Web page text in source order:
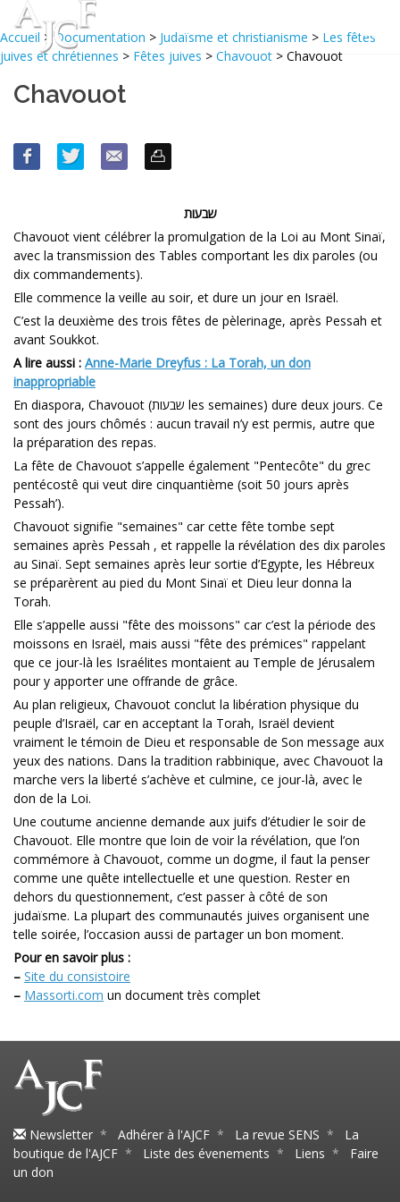
Accueil >Documentation > Judaïsme et christianisme > Les fêtes
juives et chrétiennes > Fêtes juives > Chavouot > Chavouot
Chavouot
שבעות
Chavouot vient célébrer la promulgation de la Loi au Mont Sinaï,
avec la transmission des Tables comportant les dix paroles (ou
dix commandements).
Elle commence la veille au soir, et dure un jour en Israël.
C’est la deuxième des trois fêtes de pèlerinage, après Pessah et
avant Soukkot.
A lire aussi : Anne-Marie Dreyfus : La Torah, un don
inappropriable
En diaspora, Chavouot (שבעות les semaines) dure deux jours. Ce
sont des jours chômés : aucun travail n’y est permis, autre que
la préparation des repas.
La fête de Chavouot s’appelle également "Pentecôte" du grec
pentécostê qui veut dire cinquantième (soit 50 jours après
Pessah’).
Chavouot signifie "semaines" car cette fête tombe sept
semaines après Pessah , et rappelle la révélation des dix paroles
au Sinaï. Sept semaines après leur sortie d’Egypte, les Hébreux
se préparèrent au pied du Mont Sinaï et Dieu leur donna la
Torah.
Elle s’appelle aussi "fête des moissons" car c’est la période des
moissons en Israël, mais aussi "fête des prémices" rappelant
que ce jour-là les Israélites montaient au Temple de Jérusalem
pour y apporter une offrande de grâce.
Au plan religieux, Chavouot conclut la libération physique du
peuple d’Israël, car en acceptant la Torah, Israël devient
vraiment le témoin de Dieu et responsable de Son message aux
yeux des nations. Dans la tradition rabbinique, avec Chavouot la
marche vers la liberté s’achève et culmine, ce jour-là, avec le
don de la Loi.
Une coutume ancienne demande aux juifs d’étudier le soir de
Chavouot. Elle montre que loin de voir la révélation, que l’on
commémore à Chavouot, comme un dogme, il faut la penser
comme une quête intellectuelle et une question. Rester en
dehors du questionnement, c’est passer à côté de son
judaïsme. La plupart des communautés juives organisent une
telle soirée, l’occasion aussi de partager un bon moment.
Pour en savoir plus :
– Site du consistoire
– Massorti.com un document très complet
Newsletter * Adhérer à l'AJCF * La revue SENS * La
boutique de l'AJCF * Liste des évenements * Liens * Faire
un don